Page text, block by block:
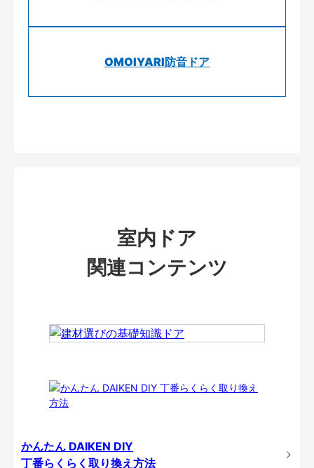
OMOIYARI防音ドア
室内ドア
関連コンテンツ
かんたん DAIKEN DIY
丁番らくらく取り換え方法